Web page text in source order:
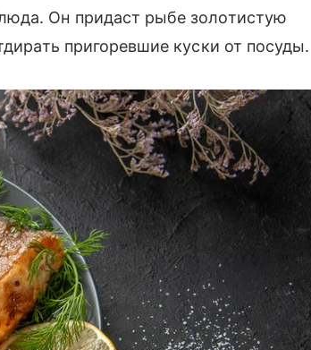
Он придаст рыбе золотистую
пригоревшие куски от посуды.